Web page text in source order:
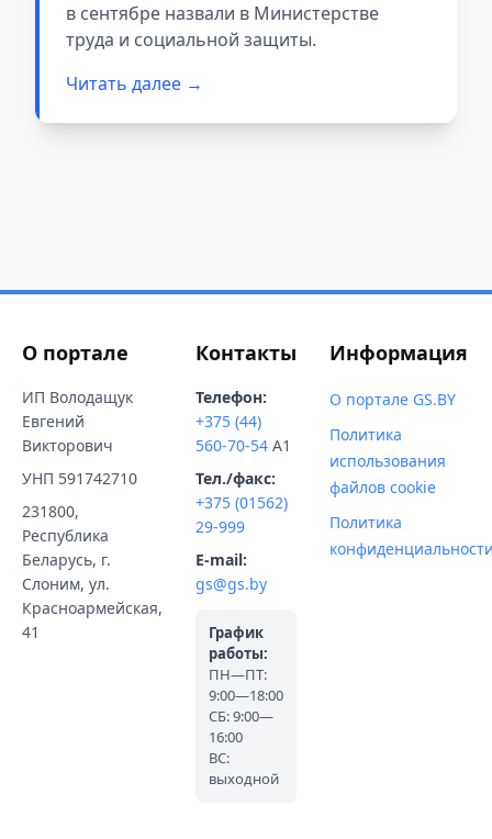
в сентябре назвали в Министерстве
труда и социальной защиты.
Читать далее →
О портале
ИП Володащук
Евгений
Викторович
УНП 591742710
231800,
Республика
Беларусь, г.
Слоним, ул.
Красноармейская,
41
Контакты
Телефон:
+375 (44)
560-70-54 A1
Тел./факс:
+375 (01562)
29-999
E-mail:
gs@gs.by
График
работы:
ПН—ПТ:
9:00—18:00
СБ: 9:00—
16:00
ВС:
выходной
Информация
О портале GS.BY
Политика
использования
файлов cookie
Политика